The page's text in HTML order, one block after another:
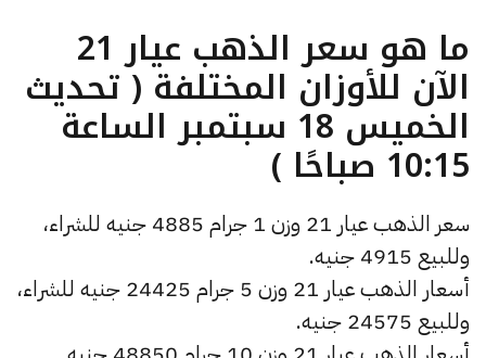
ما هو سعر الذهب عيار 21
الآن للأوزان المختلفة ( تحديث
الخميس 18 سبتمبر الساعة
10:15 صباحًا )
سعر الذهب عيار 21 وزن 1 جرام 4885 جنيه للشراء،
وللبيع 4915 جنيه.
أسعار الذهب عيار 21 وزن 5 جرام 24425 جنيه للشراء،
وللبيع 24575 جنيه.